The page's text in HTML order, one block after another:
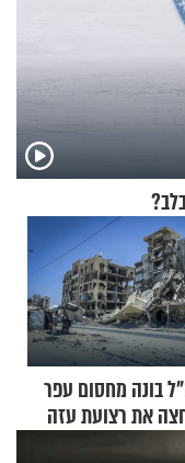
בונה מחסום עפר
את רצועת עזה